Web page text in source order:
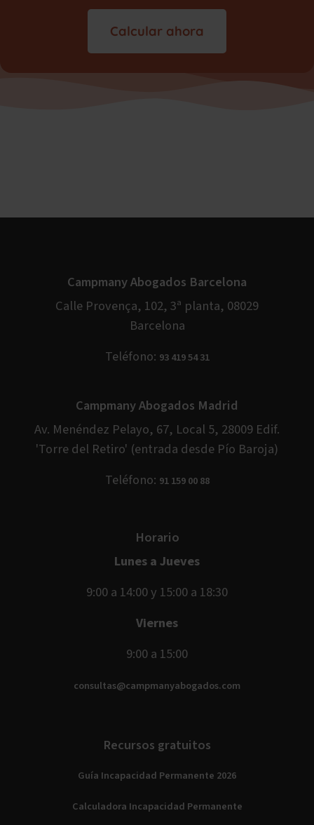
Calcular ahora
Campmany Abogados Barcelona
Calle Provença, 102, 3ª planta, 08029
Barcelona
Teléfono: 93 419 54 31
Campmany Abogados Madrid
Av. Menéndez Pelayo, 67, Local 5, 28009 Edif.
'Torre del Retiro' (entrada desde Pío Baroja)
Teléfono: 91 159 00 88
Horario
Lunes a Jueves
9:00 a 14:00 y 15:00 a 18:30
Viernes
9:00 a 15:00
consultas@campmanyabogados.com
Recursos gratuitos
Guía Incapacidad Permanente 2026
Calculadora Incapacidad Permanente